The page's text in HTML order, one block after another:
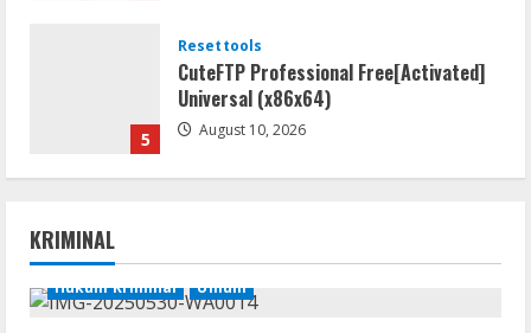
5
Resettools
CuteFTP Professional Free[Activated]
Universal (x86x64)
August 10, 2026
1
Kanan Amankan Terduga Pengedar
August 10, 2026
KRIMINAL
Hukum Kriminal Umum